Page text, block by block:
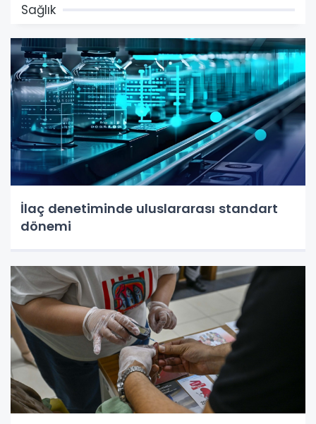
Sağlık
İlaç denetiminde uluslararası standart
dönemi